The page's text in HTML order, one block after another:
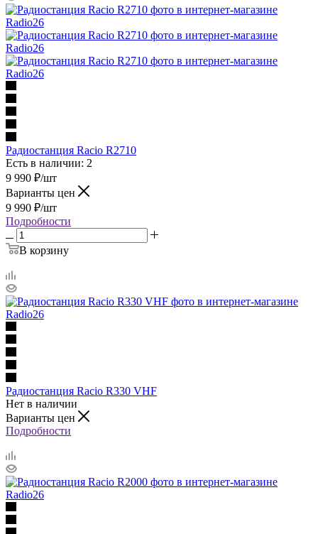
Радиостанция Racio R2710
Есть в наличии: 2
9 990 ₽/шт
Варианты цен
9 990 ₽/шт
Подробности
В корзину
Радиостанция Racio R330 VHF
Нет в наличии
Варианты цен
Подробности